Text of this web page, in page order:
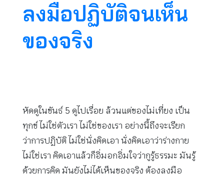
ลงมือปฏิบัติจนเห็น
ของจริง
หัดดูในขันธ์ 5 ดูไปเรื่อย ล้วนแต่ของไม่เที่ยง เป็น
ทุกข์ ไม่ใช่ตัวเรา ไม่ใช่ของเรา อย่างนี้ถึงจะเรียก
ว่าการปฏิบัติ ไม่ใช่นั่งคิดเอา นั่งคิดเอาว่าร่างกาย
ไม่ใช่เรา คิดเอาแล้วก็อิ่มอกอิ่มใจว่ากูรู้ธรรมะ มันรู้
ด้วยการคิด มันยังไม่ได้เห็นของจริง ต้องลงมือ